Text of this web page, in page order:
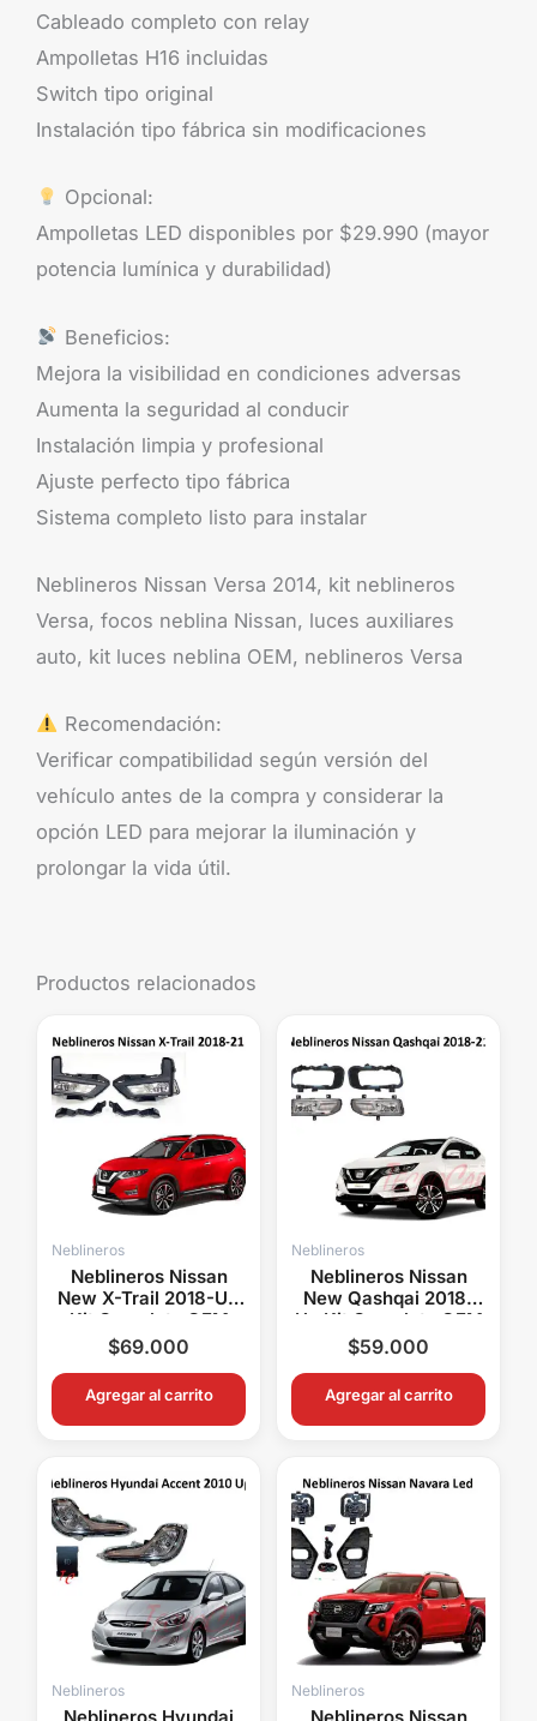
Cableado completo con relay
Ampolletas H16 incluidas
Switch tipo original
Instalación tipo fábrica sin modificaciones
Opcional:
Ampolletas LED disponibles por $29.990 (mayor
potencia lumínica y durabilidad)
Beneficios:
Mejora la visibilidad en condiciones adversas
Aumenta la seguridad al conducir
Instalación limpia y profesional
Ajuste perfecto tipo fábrica
Sistema completo listo para instalar
Neblineros Nissan Versa 2014, kit neblineros
Versa, focos neblina Nissan, luces auxiliares
auto, kit luces neblina OEM, neblineros Versa
Recomendación:
Verificar compatibilidad según versión del
vehículo antes de la compra y considerar la
opción LED para mejorar la iluminación y
prolongar la vida útil.
Productos relacionados
Neblineros
Neblineros Nissan
New X-Trail 2018-Up
Kit Completo OEM
Con Switch y Relay
$69.000
Agregar al carrito
Neblineros
Neblineros Nissan
New Qashqai 2018-
Up Kit Completo OEM
Con Switch y Relay
$59.000
Agregar al carrito
Neblineros
Neblineros Hyundai
Neblineros
Neblineros Nissan